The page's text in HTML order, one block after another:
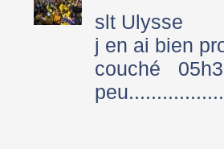
slt Ulysse
j en ai bien
couché